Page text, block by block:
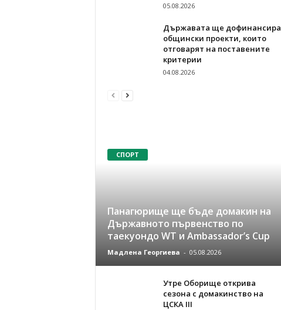
05.08.2026
Държавата ще дофинансира
общински проекти, които
отговарят на поставените
критерии
04.08.2026
СПОРТ
Панагюрище ще бъде домакин на
Държавното първенство по
таекуондо WT и Ambassador’s Cup
Мадлена Георгиева - 05.08.2026
Утре Оборище открива
сезона с домакинство на
ЦСКА III